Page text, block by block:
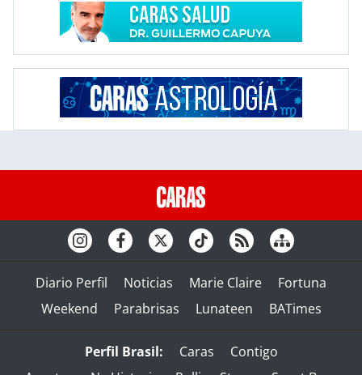
Diario Perfil Noticias Marie Claire
Fortuna
Weekend
Parabrisas Lunateen BATimes
Perfil Brasil: Caras
Contigo